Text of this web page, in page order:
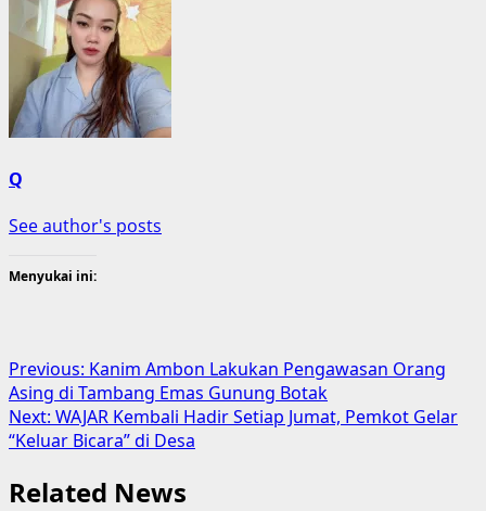
Q
See author's posts
Menyukai ini:
Post
navigation
Previous: Kanim Ambon Lakukan Pengawasan Orang
Asing di Tambang Emas Gunung Botak
Next: WAJAR Kembali Hadir Setiap Jumat, Pemkot Gelar
“Keluar Bicara” di Desa
Related News